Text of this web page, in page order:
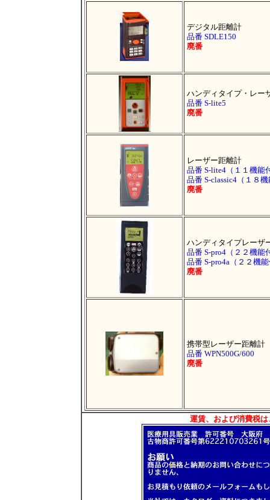
デジタル距離計
品番 SDLE150
廃番
ハンディタイプ・レー
品番 S-lite5
廃番
レーザー距離計
品番 S-lite4 （１１機能
品番 S-classic4 （１８
廃番
ハンディタイプレーザ
品番 S-pro4 （２２機能
品番 S-pro4a （２２機
廃番
携帯型レーザー距離計
品番 WPN500G/600
廃番
運賃、および消費税